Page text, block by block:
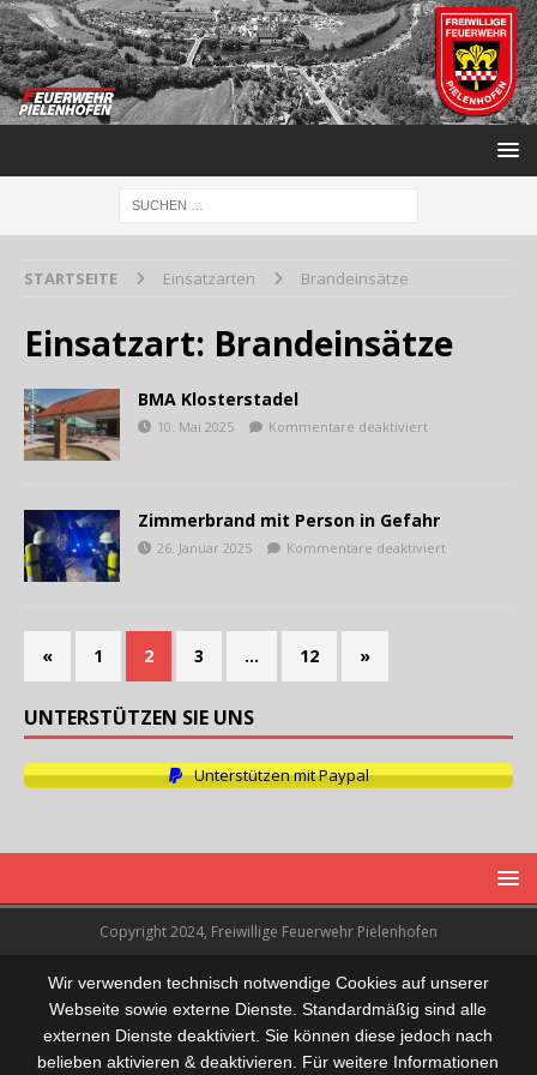
STARTSEITE Einsatzarten Brandeinsätze
Einsatzart: Brandeinsätze
BMA Klosterstadel
10. Mai 2025 Kommentare deaktiviert
Zimmerbrand mit Person in Gefahr
26. Januar 2025 Kommentare deaktiviert
« 1 2 3 … 12 »
UNTERSTÜTZEN SIE UNS
Unterstützen mit Paypal
Copyright 2024, Freiwillige Feuerwehr Pielenhofen
Wir verwenden technisch notwendige Cookies auf unserer
Webseite sowie externe Dienste. Standardmäßig sind alle
externen Dienste deaktiviert. Sie können diese jedoch nach
belieben aktivieren & deaktivieren. Für weitere Informationen